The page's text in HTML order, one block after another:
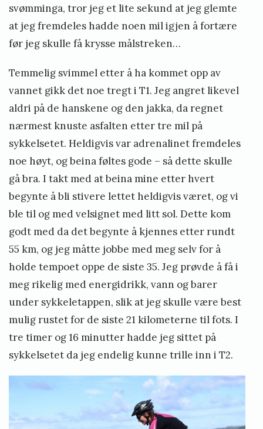
svømminga, tror jeg et lite sekund at jeg glemte
at jeg fremdeles hadde noen mil igjen å fortære
før jeg skulle få krysse målstreken…
Temmelig svimmel etter å ha kommet opp av
vannet gikk det noe tregt i T1. Jeg angret likevel
aldri på de hanskene og den jakka, da regnet
nærmest knuste asfalten etter tre mil på
sykkelsetet. Heldigvis var adrenalinet fremdeles
noe høyt, og beina føltes gode – så dette skulle
gå bra. I takt med at beina mine etter hvert
begynte å bli stivere lettet heldigvis været, og vi
ble til og med velsignet med litt sol. Dette kom
godt med da det begynte å kjennes etter rundt
55 km, og jeg måtte jobbe med meg selv for å
holde tempoet oppe de siste 35. Jeg prøvde å få i
meg rikelig med energidrikk, vann og barer
under sykkeletappen, slik at jeg skulle være best
mulig rustet for de siste 21 kilometerne til fots. I
tre timer og 16 minutter hadde jeg sittet på
sykkelsetet da jeg endelig kunne trille inn i T2.